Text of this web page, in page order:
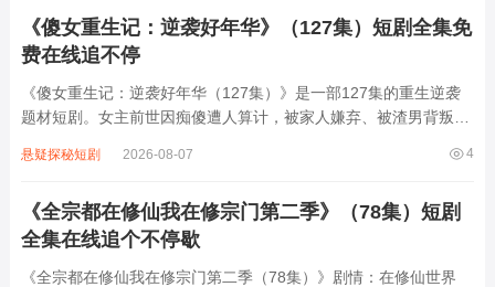
《傻女重生记：逆袭好年华》（127集）短剧全集免
费在线追不停
《傻女重生记：逆袭好年华（127集）》是一部127集的重生逆袭
题材短剧。女主前世因痴傻遭人算计，被家人嫌弃、被渣男背叛，
面对曾经伤害她的人，她巧妙反击，让恶毒继母、虚伪妹妹等阴谋
4
悬疑探秘短剧 2026-08-07
《全宗都在修仙我在修宗门第二季》（78集）短剧
全集在线追个不停歇
《全宗都在修仙我在修宗门第二季（78集）》剧情：在修仙世界